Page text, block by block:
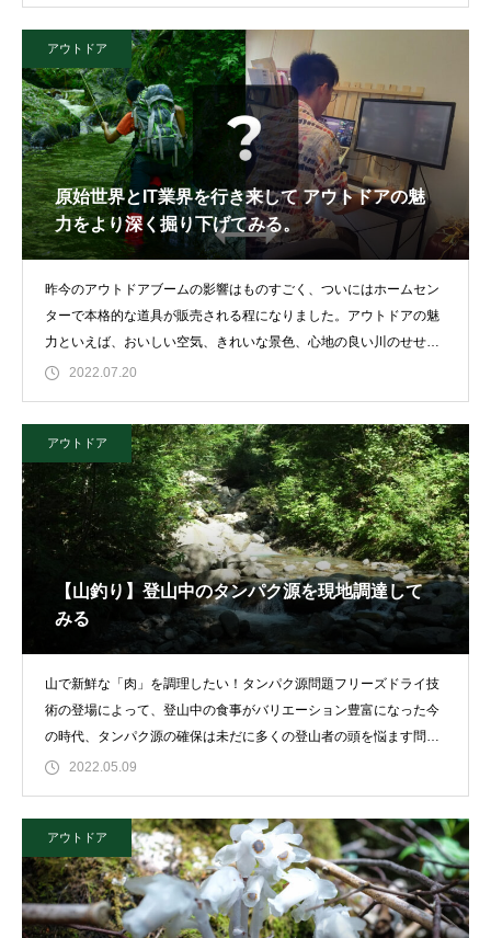
アウトドア
原始世界とIT業界を行き来して アウトドアの魅
力をより深く掘り下げてみる。
昨今のアウトドアブームの影響はものすごく、ついにはホームセン
ターで本格的な道具が販売される程になりました。アウトドアの魅
力といえば、おいしい空気、きれいな景色、心地の良い川のせせら
ぎ・・・いわゆる自然
2022.07.20
アウトドア
【山釣り】登山中のタンパク源を現地調達して
みる
山で新鮮な「肉」を調理したい！タンパク源問題フリーズドライ技
術の登場によって、登山中の食事がバリエーション豊富になった今
の時代、タンパク源の確保は未だに多くの登山者の頭を悩ます問題
の一つである
2022.05.09
アウトドア